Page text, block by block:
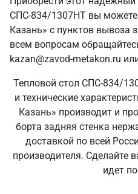
СПС-834/1307НТ вы
Казань» с пунктов вывоза
всем вопросам
kazan@zavod-metakon.ru
Тепловой стол СПС-834/
и технические
Казань» производит и
борта задняя стенка
доставкой по всей
производителя. Сделайте
идет